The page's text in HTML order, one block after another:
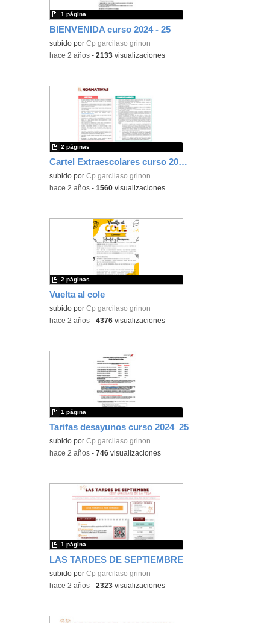
BIENVENIDA curso 2024 - 25
subido porCp garcilaso grinon
1 página
-hace 2 años -2133 visualizaciones
Cartel Extraescolares curso 2024/2025
subido porCp garcilaso grinon
2 páginas
-hace 2 años -1560 visualizaciones
Vuelta al cole
subido porCp garcilaso grinon
2 páginas
-hace 2 años -4376 visualizaciones
Tarifas desayunos curso 2024_25
subido porCp garcilaso grinon
1 página
-hace 2 años -746 visualizaciones
LAS TARDES DE SEPTIEMBRE
subido porCp garcilaso grinon
1 página
-hace 2 años -2323 visualizaciones